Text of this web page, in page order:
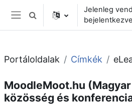
Tovább a fő tartalomhoz
Oldalpanel
Keresési bemeneti adatok
Jelenleg
bejelentkezve
Portáloldalak Címkék
MoodleMoot.hu
közösség és